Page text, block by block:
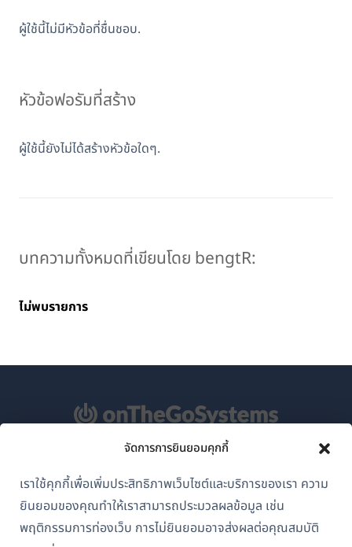
จัดการการยินยอมคุกกี้
เราใช้คุกกี้เพื่อเพิ่มประสิทธิภาพเว็บไซต์และบริการของเรา ความ
ยินยอมของคุณทำให้เราสามารถประมวลผลข้อมูล เช่น
พฤติกรรมการท่องเว็บ การไม่ยินยอมอาจส่งผลต่อคุณสมบัติ
ผู้ใช้นี้ไม่มีหัวข้อที่ชื่นชอบ.
หัวข้อฟอรัมที่สร้าง
ผู้ใช้นี้ยังไม่ได้สร้างหัวข้อใดๆ.
บทความทั้งหมดที่เขียนโดย bengtR:
ไม่พบรายการ
GDPR และนโยบายความเป็นส่วนตัว
เข้าร่วมทีมของเรา(เปิด